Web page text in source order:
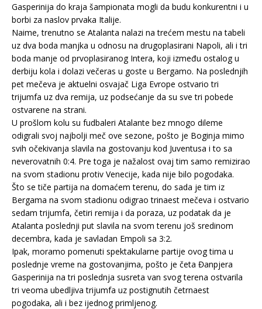
Gasperinija do kraja šampionata mogli da budu konkurentni i u
borbi za naslov prvaka Italije.
Naime, trenutno se Atalanta nalazi na trećem mestu na tabeli
uz dva boda manjka u odnosu na drugoplasirani Napoli, ali i tri
boda manje od prvoplasiranog Intera, koji između ostalog u
derbiju kola i dolazi večeras u goste u Bergamo. Na poslednjih
pet mečeva je aktuelni osvajač Liga Evrope ostvario tri
trijumfa uz dva remija, uz podsećanje da su sve tri pobede
ostvarene na strani.
U prošlom kolu su fudbaleri Atalante bez mnogo dileme
odigrali svoj najbolji meč ove sezone, pošto je Boginja mimo
svih očekivanja slavila na gostovanju kod Juventusa i to sa
neverovatnih 0:4. Pre toga je nažalost ovaj tim samo remizirao
na svom stadionu protiv Venecije, kada nije bilo pogodaka.
Što se tiče partija na domaćem terenu, do sada je tim iz
Bergama na svom stadionu odigrao trinaest mečeva i ostvario
sedam trijumfa, četiri remija i da poraza, uz podatak da je
Atalanta poslednji put slavila na svom terenu još sredinom
decembra, kada je savladan Empoli sa 3:2.
Ipak, moramo pomenuti spektakularne partije ovog tima u
poslednje vreme na gostovanjima, pošto je četa Đanpjera
Gasperinija na tri poslednja susreta van svog terena ostvarila
tri veoma ubedljiva trijumfa uz postignutih četrnaest
pogodaka, ali i bez ijednog primljenog.